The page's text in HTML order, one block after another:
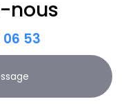
nous
06 53